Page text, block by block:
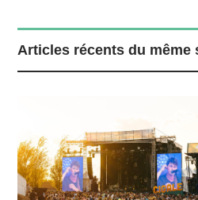
Articles récents du même